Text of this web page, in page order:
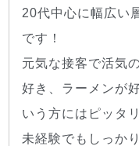
20代中心に幅広い
です！
元気な接客で活気
好き、ラーメンが
いう方にはピッタ
未経験でもしっか